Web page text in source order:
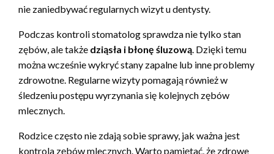
nie zaniedbywać regularnych wizyt u dentysty.
Podczas kontroli stomatolog sprawdza nie tylko stan
zębów, ale także dziąsła i błonę śluzową . Dzięki temu
można wcześnie wykryć stany zapalne lub inne problemy
zdrowotne. Regularne wizyty pomagają również w
śledzeniu postępu wyrzynania się kolejnych zębów
mlecznych.
Rodzice często nie zdają sobie sprawy, jak ważna jest
kontrola zębów mlecznych. Warto pamiętać, że zdrowe